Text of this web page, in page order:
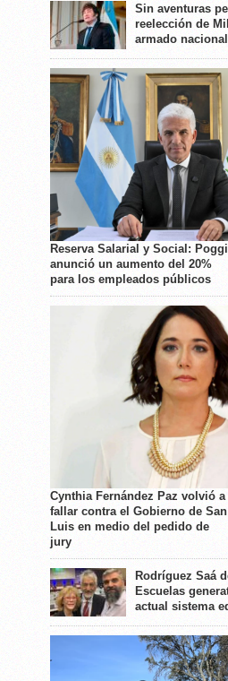
Sin aventuras
reelección de
armado nacional
Reserva Salarial y Social: Poggi
anunció un aumento del 20%
para los empleados públicos
Cynthia Fernández Paz volvió a
fallar contra el Gobierno de San
Luis en medio del pedido de
jury
Rodríguez Saá
Escuelas
actual sistema